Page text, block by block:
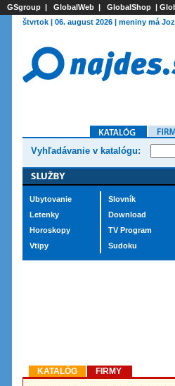
GSgroup | GlobalWeb | GlobalShop |
štvrtok | 06. august 2026 | meniny má
Vyhľadávanie v katalógu:
Ubytovanie
Letenky
Horoskopy
Vtipy
Slovník
Download
TV Program
Sudoku
KATALÓG
FIRMY